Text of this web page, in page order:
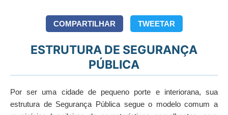
COMPARTILHAR TWEETAR
ESTRUTURA DE SEGURANÇA
PÚBLICA
Por ser uma cidade de pequeno porte e interiorana, sua
estrutura de Segurança Pública segue o modelo comum a